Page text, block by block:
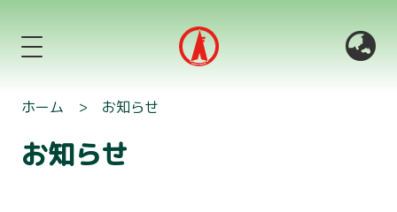
ホーム > お知らせ
お知らせ